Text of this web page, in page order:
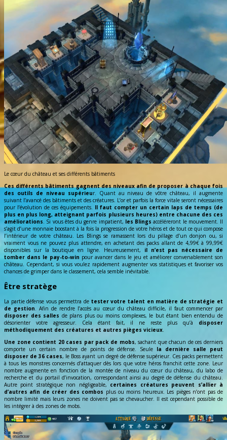
Le cœur du château et ses différents bâtiments
Ces différents bâtiments gagnent des niveaux afin de proposer à chaque fois
des outils de niveau supérieur. Quant au niveau de vôtre château, il augmente
suivant l’avancé des bâtiments et des créatures. L’or et parfois la force vitale seront nécessaires
pour l’évolution de ces équipements. Il faut compter un certain laps de temps (de
plus en plus long, atteignant parfois plusieurs heures) entre chacune des ces
améliorations . Si vous êtes du genre impatient, les Blings accéléreront le mouvement. Il
s’agit d’une monnaie boostant à la fois la progression de votre héros et de tout ce qui compose
l’intérieur de votre château. Les Blings se ramassent lors du pillage d’un donjon ou, si
vraiment vous ne pouvez plus attendre, en achetant des packs allant de 4,99€ à 99,99€
disponibles sur la boutique en ligne. Heureusement, il n’est pas nécessaire de
tomber dans le pay-to-win pour avancer dans le jeu et améliorer convenablement son
château. Cependant, si vous voulez rapidement augmenter vos statistiques et favoriser vos
chances de grimper dans le classement, cela semble inévitable.
Être stratège
La partie défense vous permettra de tester votre talent en matière de stratégie et
de gestion . Afin de rendre l’accès au cœur du château difficile, il faut commencer par
disposer des salles de plans plus ou moins complexes, le but étant bien entendu de
désorienter votre agresseur. Cela étant fait, il ne reste plus qu’à disposer
méthodiquement des créatures et autres pièges vicieux
Une zone contient 20 cases par pack de mobs, sachant que chacun de ces derniers
comporte un certain nombre de points de défense. Seule la dernière salle peut
disposer de 36 cases, le Boss ayant un degré de défense supérieur. Ces packs permettent
à tous les monstres concernés d’attaquer dès lors que votre héros franchit cette zone. Leur
nombre augmente en fonction de la montée de niveau du cœur du château, du labo de
recherche et du portail d’invocation, correspondant ainsi au degré de défense du château.
Autre point stratégique non négligeable, certaines créatures peuvent s’allier à
d’autres afin de créer des combos plus ou moins heureux. Les pièges n’ont pas de
nombre limité mais leurs zones ne doivent pas se chevaucher. Il est cependant possible de
les intégrer à des zones de mobs.